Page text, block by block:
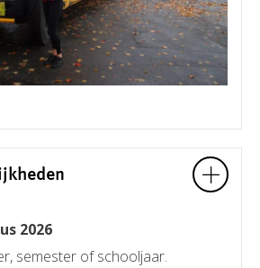
2026
semester of schooljaar.